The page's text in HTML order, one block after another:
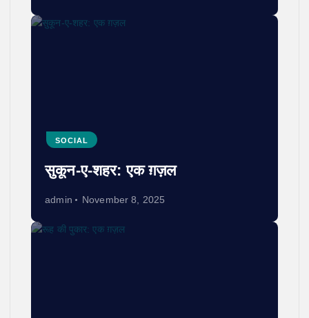
SOCIAL
सुकून-ए-शहर: एक ग़ज़ल
admin November 8, 2025